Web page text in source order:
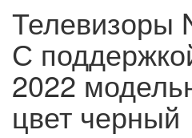
Телевизоры
С
2022
цвет черный